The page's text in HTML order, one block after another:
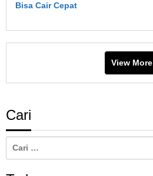
Bisa Cair Cepat
View More
Cari